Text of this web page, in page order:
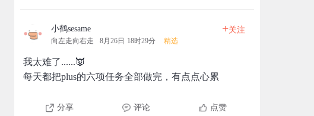
小鹤sesame
向左走向右走 8月26日 18时29分 精选
+关注
我太难了......👿
每天都把plus的六项任务全部做完，有点点心累
分享 评论 点赞